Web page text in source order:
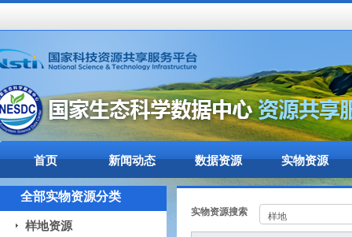
首页 新闻动态 数据资源 实物资源
全部实物资源分类
样地资源
实物资源搜索